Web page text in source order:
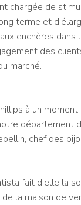
chargée de
terme et
enchères dans
des
marché.
à un
département
chef des
fait d'elle la
la maison de